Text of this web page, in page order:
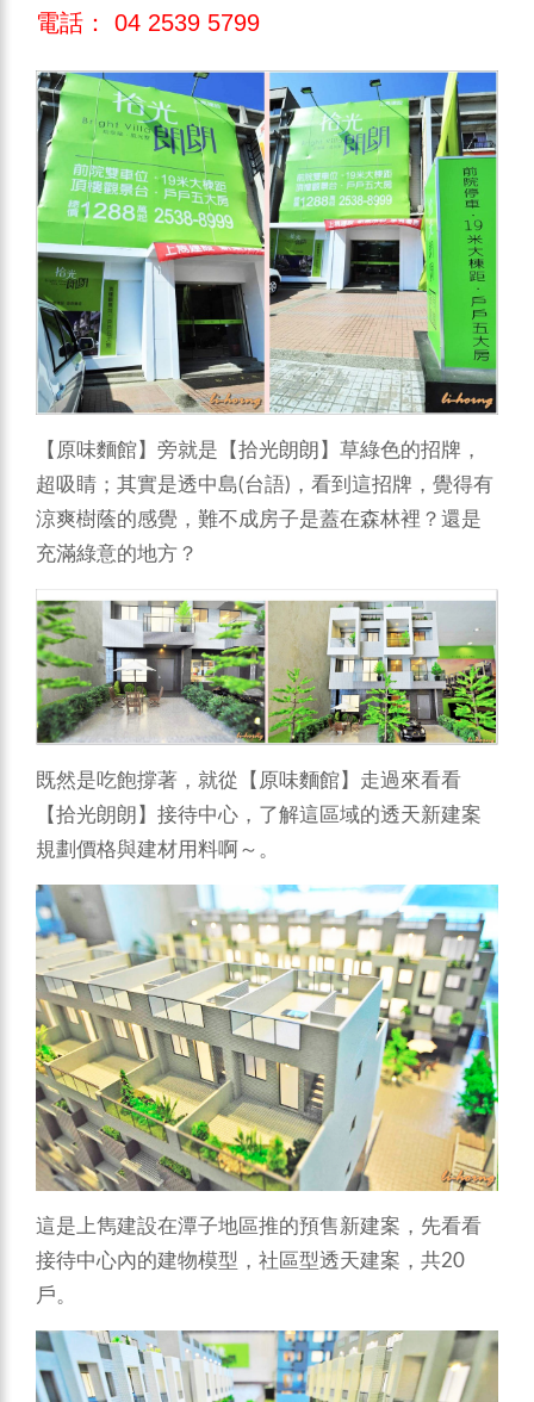
電話： 04 2539 5799
【原味麵館】旁就是【拾光朗朗】草綠色的招牌，
超吸睛；其實是透中島(台語)，看到這招牌，覺得有
涼爽樹蔭的感覺，難不成房子是蓋在森林裡？還是
充滿綠意的地方？
既然是吃飽撐著，就從【原味麵館】走過來看看
【拾光朗朗】接待中心，了解這區域的透天新建案
規劃價格與建材用料啊～。
這是上雋建設在潭子地區推的預售新建案，先看看
接待中心內的建物模型，社區型透天建案，共20
戶。